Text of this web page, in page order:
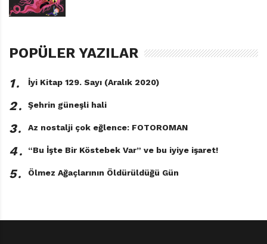
POPÜLER YAZILAR
1․ İyi Kitap 129. Sayı (Aralık 2020)
2․ Şehrin güneşli hali
3․ Az nostalji çok eğlence: FOTOROMAN
4․ “Bu İşte Bir Köstebek Var” ve bu iyiye işaret!
5․ Ölmez Ağaçlarının Öldürüldüğü Gün